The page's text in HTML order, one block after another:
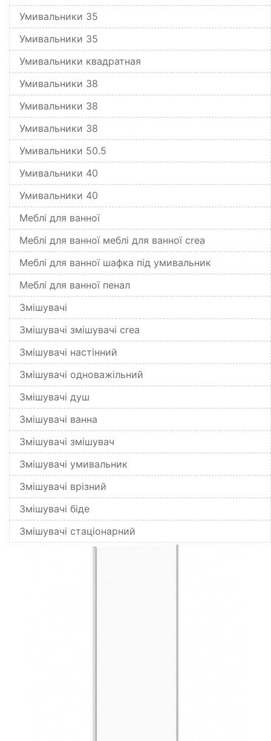
Умивальники 35
Умивальники 35
Умивальники квадратная
Умивальники 38
Умивальники 38
Умивальники 38
Умивальники 50.5
Умивальники 40
Умивальники 40
Меблі для ванної
Меблі для ванної меблі для ванної crea
Меблі для ванної шафка під умивальник
Меблі для ванної пенал
Змішувачі
Змішувачі змішувачі crea
Змішувачі настінний
Змішувачі одноважільний
Змішувачі душ
Змішувачі ванна
Змішувачі змішувач
Змішувачі умивальник
Змішувачі врізний
Змішувачі біде
Змішувачі стаціонарний